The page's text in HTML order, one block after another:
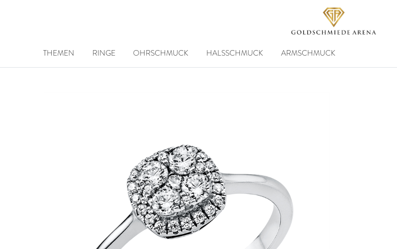
THEMEN RINGE OHRSCHMUCK HALSSCHMUCK ARMSCHMUCK